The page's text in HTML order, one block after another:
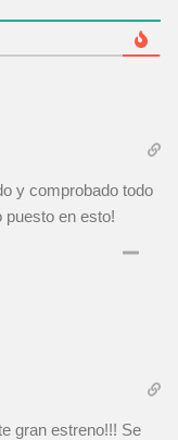
y comprobado todo
puesto en esto!
gran estreno!!! Se